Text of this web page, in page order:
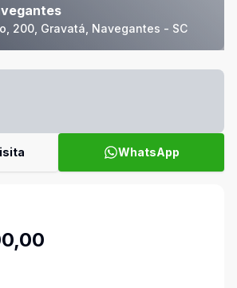
200, Gravatá, Navegantes - SC
WhatsApp